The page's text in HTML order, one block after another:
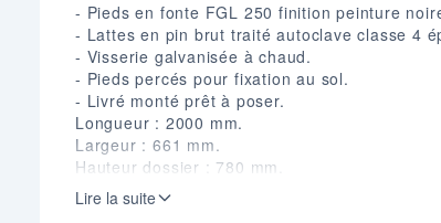
- Pieds en fonte FGL 250 finition peinture
- Lattes en pin brut traité autoclave classe 4
- Visserie galvanisée à chaud.
- Pieds percés pour fixation au sol.
- Livré monté prêt à poser.
Longueur : 2000 mm.
Largeur : 661 mm.
Hauteur dossier : 780 mm.
Hauteur assise : 440 mm.
Entraxe de piètement : 1774 mm.
Lire la suite